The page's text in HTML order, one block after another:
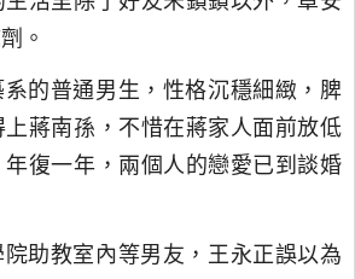
。
的普通男生，性格沉穩細緻，脾
蔣南孫，不惜在蔣家人面前放低
復一年，兩個人的戀愛已到談婚
助教室內等男友，王永正誤以為